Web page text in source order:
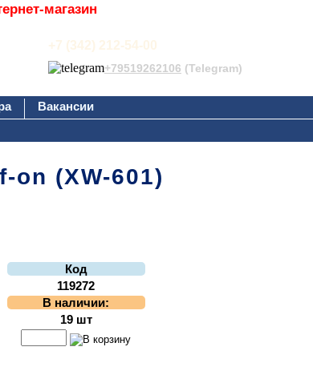
магазин
+7 (342) 212-54-00
+79519262106 (Telegram)
Вакансии
on (XW-601)
Код
119272
В наличии:
19 шт